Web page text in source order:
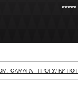
*****
САМАРА - ПРОГУЛКИ ПО